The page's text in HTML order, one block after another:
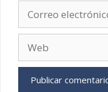
electrónico